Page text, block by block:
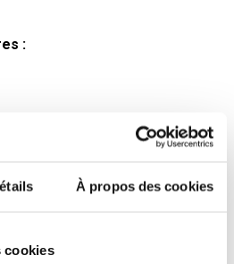
À propos des cookies
cookies
: